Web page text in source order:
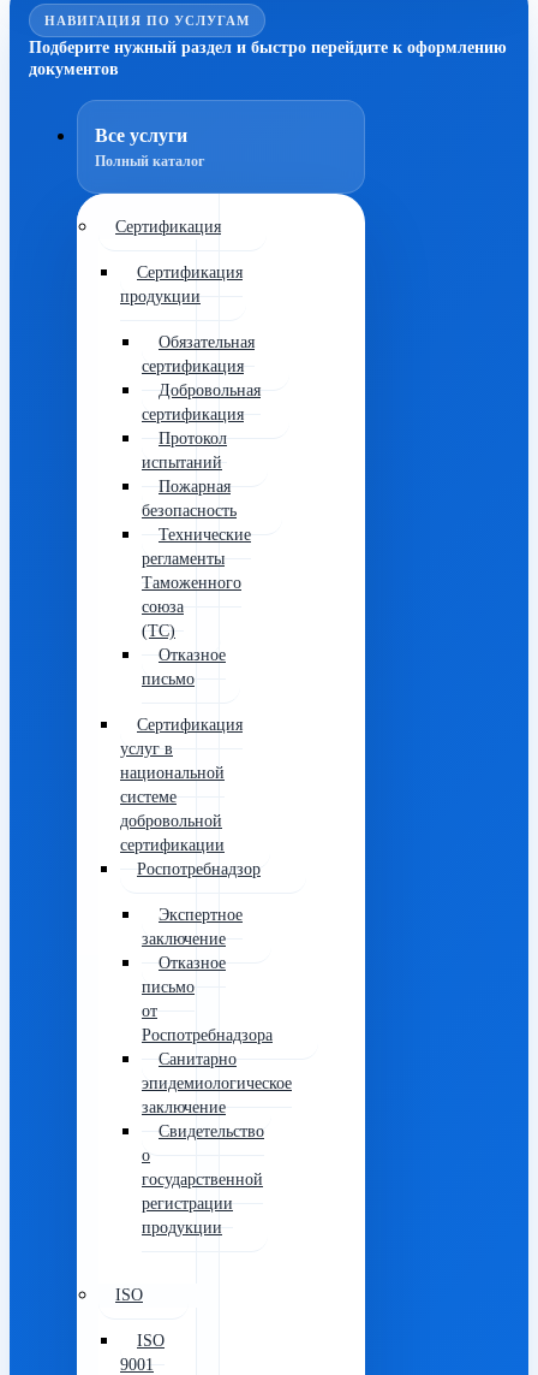
НАВИГАЦИЯ ПО УСЛУГАМ
Подберите нужный раздел и быстро перейдите к оформлению
документов
Все услуги
Полный каталог
Сертификация
Сертификация
продукции
Обязательная
сертификация
Добровольная
сертификация
Протокол
испытаний
Пожарная
безопасность
Технические
регламенты
Таможенного
союза
(ТС)
Отказное
письмо
Сертификация
услуг в
национальной
системе
добровольной
сертификации
Роспотребнадзор
Экспертное
заключение
Отказное
письмо
от
Роспотребнадзора
Санитарно
эпидемиологическое
заключение
Свидетельство
о
государственной
регистрации
продукции
ISO
ISO
9001